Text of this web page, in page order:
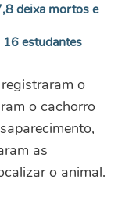
deixa mortos e
16 estudantes
o
o cachorro
as
o animal.